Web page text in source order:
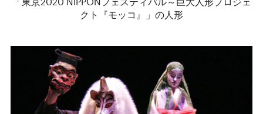
クト『モッコ』」の人形